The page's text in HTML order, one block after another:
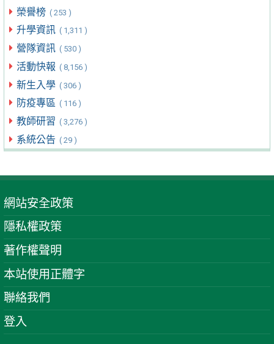
榮譽榜 ( 253 )
升學資訊 ( 1,311 )
營隊資訊 ( 530 )
活動快報 ( 8,156 )
新生入學 ( 306 )
防疫專區 ( 116 )
教師研習 ( 3,276 )
系統公告 ( 29 )
網站安全政策
隱私權政策
著作權聲明
本站使用正體字
聯絡我們
登入